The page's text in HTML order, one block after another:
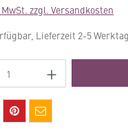
zzgl. Versandkosten
Lieferzeit 2-5
Anzahl: Gib